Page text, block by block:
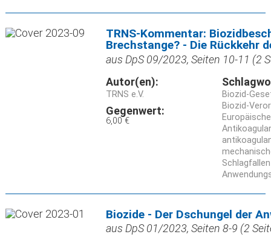
TRNS-Kommentar:
Brechstange? - Die Rückkehr
aus DpS 09/2023, Seiten 10-11 (2
Autor(en):
TRNS e.V.
Gegenwert:
6,00 €
Biozid-
Biozid-
Biozide - Der Dschungel der
aus DpS 01/2023, Seiten 8-9 (2